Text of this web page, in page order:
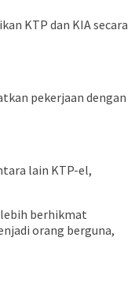
KTP dan KIA secara
pekerjaan dengan
lain KTP-el,
lebih berhikmat
orang berguna,